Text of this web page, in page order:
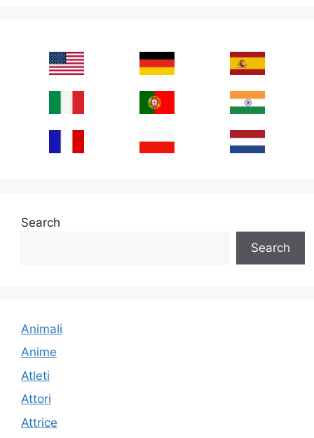
Search
Search
Animali
Anime
Atleti
Attori
Attrice